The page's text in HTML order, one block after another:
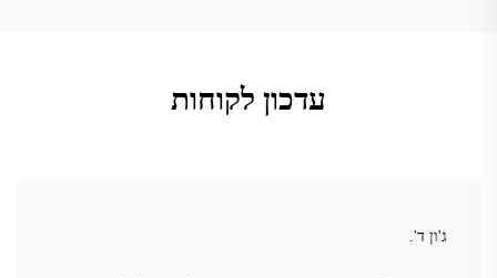
עדכון לקוחות
ג'ון ד'.